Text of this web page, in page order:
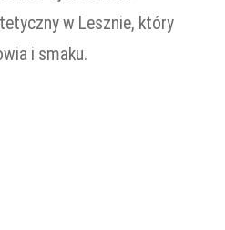
w Lesznie, który
i smaku.